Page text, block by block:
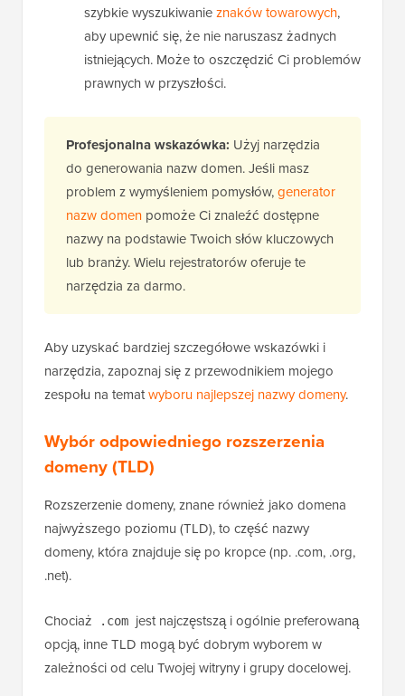
szybkie wyszukiwanieznaków towarowych,
aby upewnić się, że nie naruszasz żadnych
istniejących. Może to oszczędzić Ci problemów
prawnych w przyszłości.
Profesjonalna wskazówka: Użyj narzędzia
do generowania nazw domen. Jeśli masz
problem z wymyśleniem pomysłów,generator
nazw domen pomoże Ci znaleźć dostępne
nazwy na podstawie Twoich słów kluczowych
lub branży. Wielu rejestratorów oferuje te
narzędzia za darmo.
Aby uzyskać bardziej szczegółowe wskazówki i
narzędzia, zapoznaj się z przewodnikiem mojego
zespołu na tematwyboru najlepszej nazwy domeny.
Wybór odpowiedniego rozszerzenia
domeny (TLD)
Rozszerzenie domeny, znane również jako domena
najwyższego poziomu (TLD), to część nazwy
domeny, która znajduje się po kropce (np. .com, .org,
.net).
Chociaż .com jest najczęstszą i ogólnie preferowaną
opcją, inne TLD mogą być dobrym wyborem w
zależności od celu Twojej witryny i grupy docelowej.